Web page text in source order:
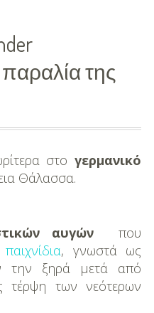
της
στογερμανικό
Θάλασσα.
αυγών που
παιχνίδια, γνωστά ως
την ξηρά μετά από
τέρψη των νεότερων